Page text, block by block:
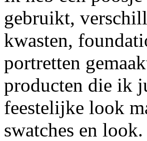
gebruikt,
kwasten,
portretten
producten die ik
feestelijke look
swatches en look.